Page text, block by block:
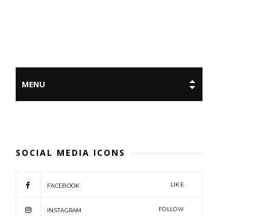
SOCIAL MEDIA ICONS
FACEBOOK LIKE
INSTAGRAM FOLLOW